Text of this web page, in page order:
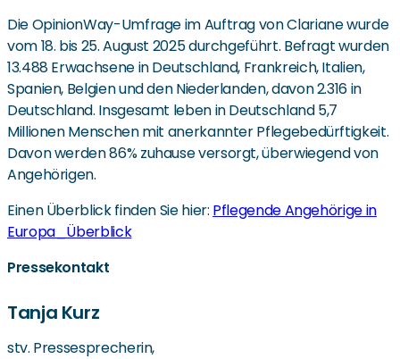
Die OpinionWay-Umfrage im Auftrag von Clariane wurde
vom 18. bis 25. August 2025 durchgeführt. Befragt wurden
13.488 Erwachsene in Deutschland, Frankreich, Italien,
Spanien, Belgien und den Niederlanden, davon 2.316 in
Deutschland. Insgesamt leben in Deutschland 5,7
Millionen Menschen mit anerkannter Pflegebedürftigkeit.
Davon werden 86% zuhause versorgt, überwiegend von
Angehörigen.
Einen Überblick finden Sie hier: Pflegende Angehörige in
Europa_Überblick
Pressekontakt
Tanja Kurz
stv. Pressesprecherin,